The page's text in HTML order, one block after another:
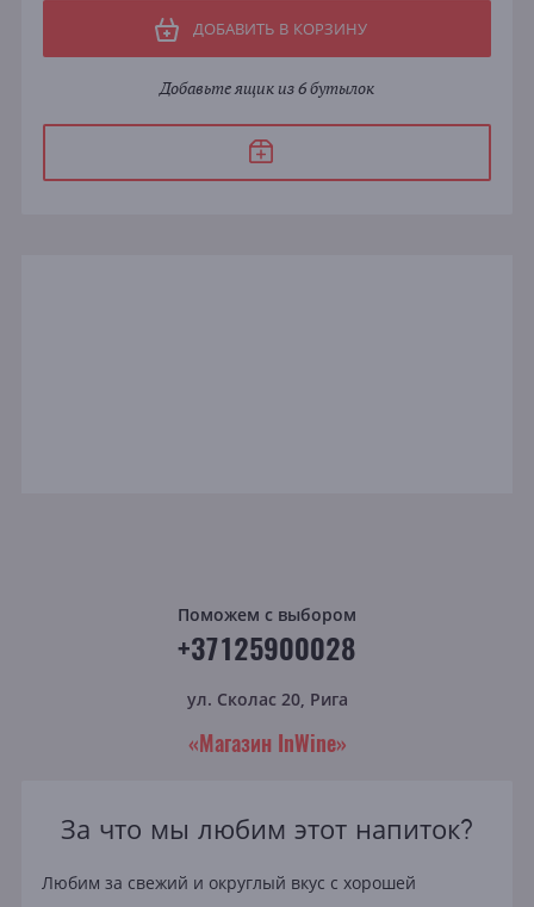
ДОБАВИТЬ В КОРЗИНУ
Добавьте ящик из 6 бутылок
Поможем с выбором
+37125900028
ул. Сколас 20, Рига
«Магазин InWine»
За что мы любим этот напиток?
Любим за свежий и округлый вкус с хорошей